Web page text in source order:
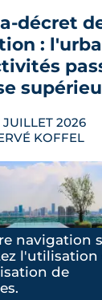
vient
L'ARTICLE
décret
:
JUILLET 2026
KOFFEL
huit codes,
les maires
décret de
navigation
l'utilisation
de